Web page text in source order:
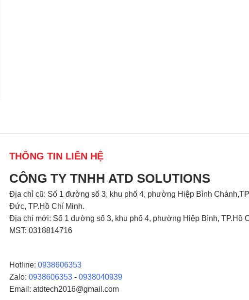
THÔNG TIN LIÊN HỆ
CÔNG TY TNHH ATD SOLUTIONS
Địa chỉ cũ: Số 1 đường số 3, khu phố 4, phường Hiệp Bình
Đức, TP.Hồ Chí Minh.
Địa chỉ mới: Số 1 đường số 3, khu phố 4, phường Hiệp Bình, TP.Hồ
MST: 0318814716
Hotline: 0938606353
Zalo: 0938606353 -0938040939
Email: atdtech2016@gmail.com